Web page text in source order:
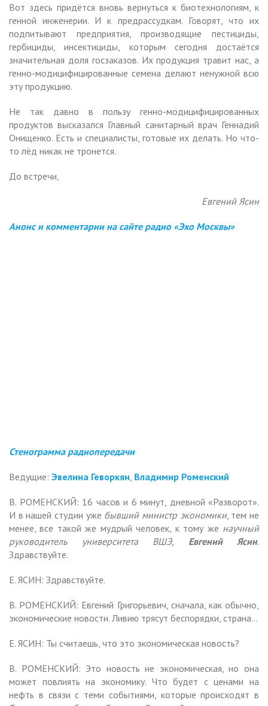
Вот здесь придётся вновь вернуться к биотехнологиям, к
генной инженерии. И к предрассудкам. Говорят, что их
подпитывают предприятия, производящие пестициды,
гербициды, инсектициды, которым сегодня достаётся
значительная доля госзаказов. Их продукция травит нас, а
генно-модицифицированные семена делают ненужной всю
эту продукцию.
Не так давно в пользу генно-модицифицированных
продуктов высказался Главный санитарный врач Геннадий
Онищенко. Есть и специалисты, готовые их делать. Но что-
то лёд никак не тронется.
До встречи,
Евгений Ясин
Анонс и комментарии на сайте радио «Эхо Москвы»
Стенограмма радиопередачи
Ведущие: Эвелина Геворкян Владимир Роменский
В. РОМЕНСКИЙ: 16 часов и 6 минут, дневной «Разворот».
И в нашей студии уже бывший министр экономики, тем не
менее, все такой же мудрый человек, к тому же научный
руководитель университета ВШЭ, Евгений Ясин.
Здравствуйте.
Е. ЯСИН: Здравствуйте.
В. РОМЕНСКИЙ: Евгений Григорьевич, сначала, как обычно,
экономические новости. Ливию трясут беспорядки, страна…
Е. ЯСИН: Ты считаешь, что это экономическая новость?
В. РОМЕНСКИЙ: Это новость не экономическая, но она
может повлиять на экономику. Что будет с ценами на
нефть в связи с теми событиями, которые происходят в